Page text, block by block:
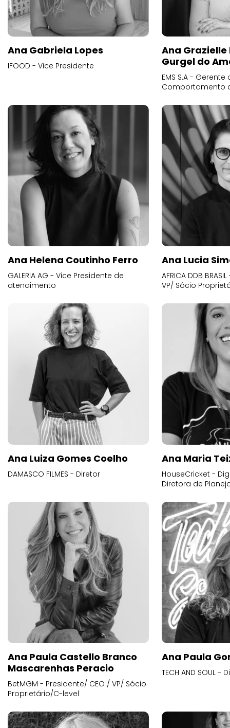
Ana Gabriela Lopes
IFOOD - Vice Presidente
Ana
Gurgel do
EMS S.A -
Comportamento
Ana Helena Coutinho Ferro
GALERIA AG - Vice Presidente de
atendimento
Ana Lucia
AFRICA DDB
VP/ Sócio
Ana Luiza Gomes Coelho
DAMASCO FILMES - Diretor
Ana Maria
HouseCricket -
Diretora de
Ana Paula Castello Branco
Mascarenhas Peracio
BetMGM - Presidente/ CEO / VP/ Sócio
Proprietário/C-level
Ana Paula
TECH AND SOUL